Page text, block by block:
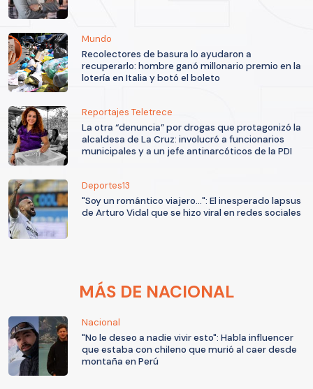
Mundo
Recolectores de basura lo ayudaron a
recuperarlo: hombre ganó millonario premio en la
lotería en Italia y botó el boleto
Reportajes Teletrece
La otra “denuncia” por drogas que protagonizó la
alcaldesa de La Cruz: involucró a funcionarios
municipales y a un jefe antinarcóticos de la PDI
Deportes13
"Soy un romántico viajero...": El inesperado lapsus
de Arturo Vidal que se hizo viral en redes sociales
MÁS DE NACIONAL
Nacional
"No le deseo a nadie vivir esto": Habla influencer
que estaba con chileno que murió al caer desde
montaña en Perú